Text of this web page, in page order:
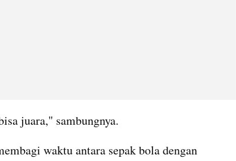
juara," sambungnya.
waktu antara sepak bola dengan